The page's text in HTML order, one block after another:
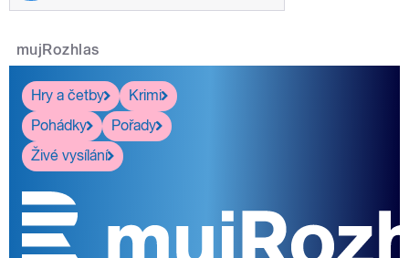
mujRozhlas
Hry a četby
Krimi
Pohádky
Pořady
Živé vysílání